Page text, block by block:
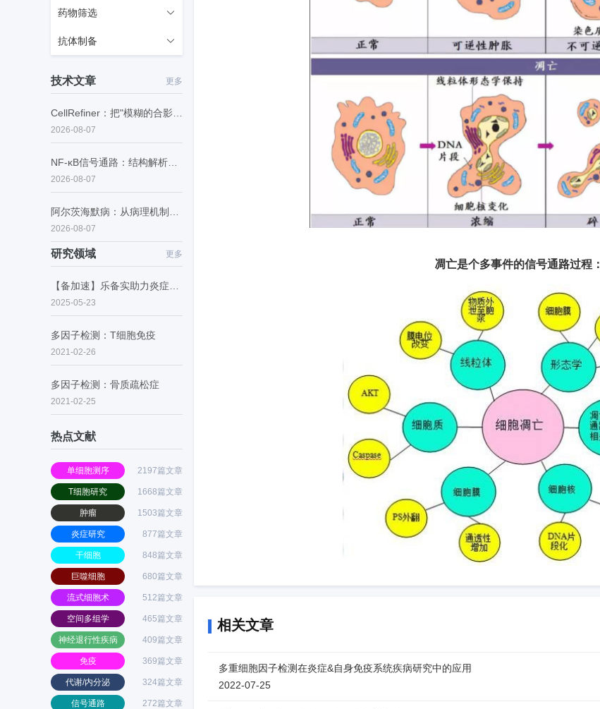
药物筛选
GPCR
蛋白互作
膜蛋白结合
离子通道
抗体制备
B细胞分离纯化
抗体阳性株筛选
抗体分型
技术文章 更多
2026-08-07
2026-08-07
2026-08-07
研究领域 更多
2025-05-23
多因子检测：T细胞免疫
2021-02-26
多因子检测：骨质疏松症
2021-02-25
热点文献
单细胞测序 2197篇文章
T细胞研究 1668篇文章
肿瘤 1503篇文章
炎症研究 877篇文章
干细胞 848篇文章
巨噬细胞 680篇文章
流式细胞术 512篇文章
空间多组学 465篇文章
神经退行性疾病 409篇文章
免疫 369篇文章
代谢/内分泌 324篇文章
信号通路 272篇文章
凋亡是个多事件的信号通路过程：
相关文章
多重细胞因子检测在炎症&自身免疫系统疾病研究中的应用
2022-07-25